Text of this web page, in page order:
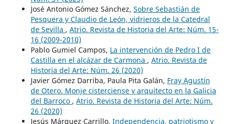
José Antonio Gómez Sánchez, Sobre Sebastián de
Pesquera y Claudio de León, vidrieros de la Catedral
de Sevilla , Atrio. Revista de Historia del Arte: Núm. 15-
16 (2009-2010)
Pablo Gumiel Campos, La intervención de Pedro I de
Castilla en el alcázar de Carmona , Atrio. Revista de
Historia del Arte: Núm. 26 (2020)
Javier Gómez Darriba, Paula Pita Galán, Fray Agustín
de Otero. Monje cisterciense y arquitecto en la Galicia
del Barroco , Atrio. Revista de Historia del Arte: Núm.
26 (2020)
Jesús Márquez Carrillo, Independencia, patriotismo y